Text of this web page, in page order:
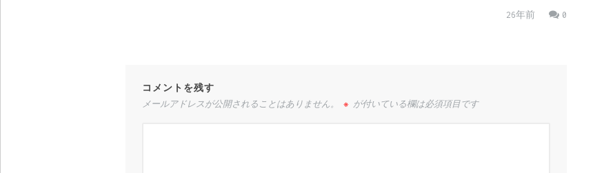
0
26年前
コメントを残す
メールアドレスが公開されることはありません。 ※ が付いている欄は必須項目です